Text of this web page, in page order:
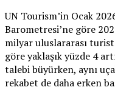
UN Tourism’in Ocak
Barometresi’ne göre
milyar uluslararası turist
göre yaklaşık yüzde 4
talebi büyürken, aynı
rekabet de daha erken